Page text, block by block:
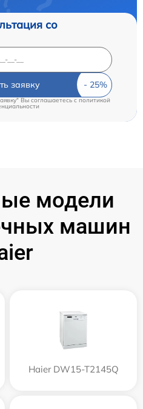
со
заявку
Вы соглашаетесь cполитикой
модели
машин
Haier DW15-T2145Q